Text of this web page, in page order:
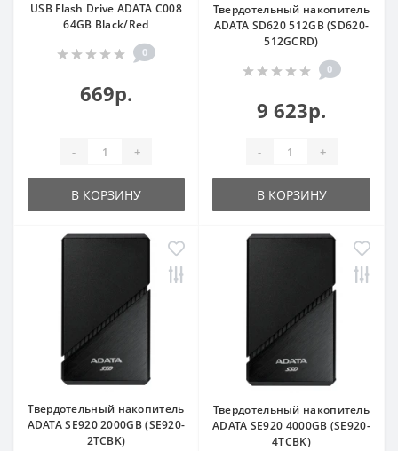
USB Flash Drive ADATA C008
64GB Black/Red
0
669р.
- +
В КОРЗИНУ
Твердотельный накопитель
ADATA SD620 512GB (SD620-
512GCRD)
0
9 623р.
- +
В КОРЗИНУ
Твердотельный накопитель
ADATA SE920 2000GB (SE920-
2TCBK)
Твердотельный накопитель
ADATA SE920 4000GB (SE920-
4TCBK)